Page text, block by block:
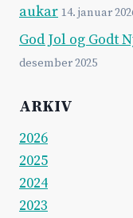
aukar 14. januar
God Jol og Godt
desember 2025
ARKIV
2026
2025
2024
2023